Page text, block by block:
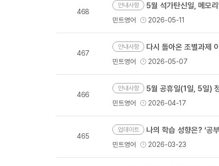
468
안내사항 5월 석가탄신일, 메모
민트영어 2026-05-11
467
안내사항 다시 돌아온 조별과제
민트영어 2026-05-07
466
안내사항 5월 공휴일(1일, 5일)
민트영어 2026-04-17
465
업데이트 나의 학습 성향은? ‘공
민트영어 2026-03-23